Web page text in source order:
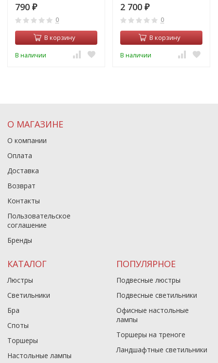
790 ₽
0
В корзину
В наличии
2 700 ₽
0
В корзину
В наличии
О МАГАЗИНЕ
О компании
Оплата
Доставка
Возврат
Контакты
Пользовательское
соглашение
Бренды
КАТАЛОГ
Люстры
Светильники
Бра
Споты
Торшеры
Настольные лампы
ПОПУЛЯРНОЕ
Подвесные люстры
Подвесные светильники
Офисные настольные
лампы
Торшеры на треноге
Ландшафтные светильники